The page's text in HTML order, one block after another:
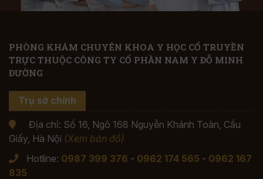
PHÒNG KHÁM CHUYÊN KHOA Y HỌC CỔ TRUYỀN
TRỰC THUỘC CÔNG TY CỔ PHẦN NAM Y ĐỖ MINH
ĐƯỜNG
Trụ sở chính
Địa chỉ: Số 16, Ngõ 168 Nguyễn Khánh Toàn, Cầu
Giấy, Hà Nội (Xem bản đồ)
Hotline: 0987 399 376 - 0962 174 565 - 0962 167
835